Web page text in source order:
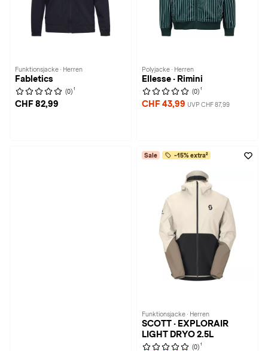
Funktionsjacke · Herren
Fabletics
(0) 1
CHF 82,99
Polyjacke · Herren
Ellesse · Rimini
(0) 1
CHF 43,99 UVP CHF 87,99
Sale -15% extra²
Funktionsjacke · Herren
SCOTT · EXPLORAIR
LIGHT DRYO 2.5L
(0) 1